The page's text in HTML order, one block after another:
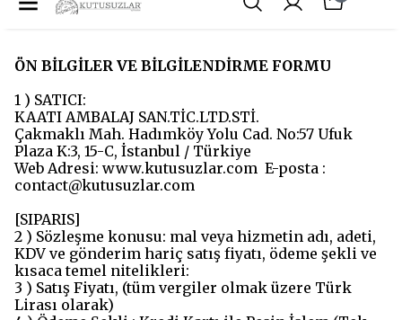
ÖN BİLGİLER VE BİLGİLENDİRME FORMU
1 ) SATICI:
KAATI AMBALAJ SAN.TİC.LTD.STİ.
Çakmaklı Mah. Hadımköy Yolu Cad. No:57 Ufuk
Plaza K:3, 15-C, İstanbul / Türkiye
Web Adresi: www.kutusuzlar.com E-posta :
contact@kutusuzlar.com
[SIPARIS]
2 ) Sözleşme konusu: mal veya hizmetin adı, adeti,
KDV ve gönderim hariç satış fiyatı, ödeme şekli ve
kısaca temel nitelikleri:
3 ) Satış Fiyatı, (tüm vergiler olmak üzere Türk
Lirası olarak)